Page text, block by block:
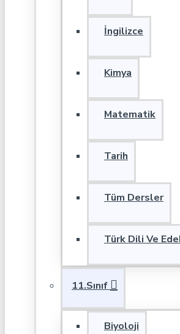
İngilizce
Kimya
Matematik
Tarih
Tüm Dersler
Türk Dili Ve
11.Sınıf
Biyoloji